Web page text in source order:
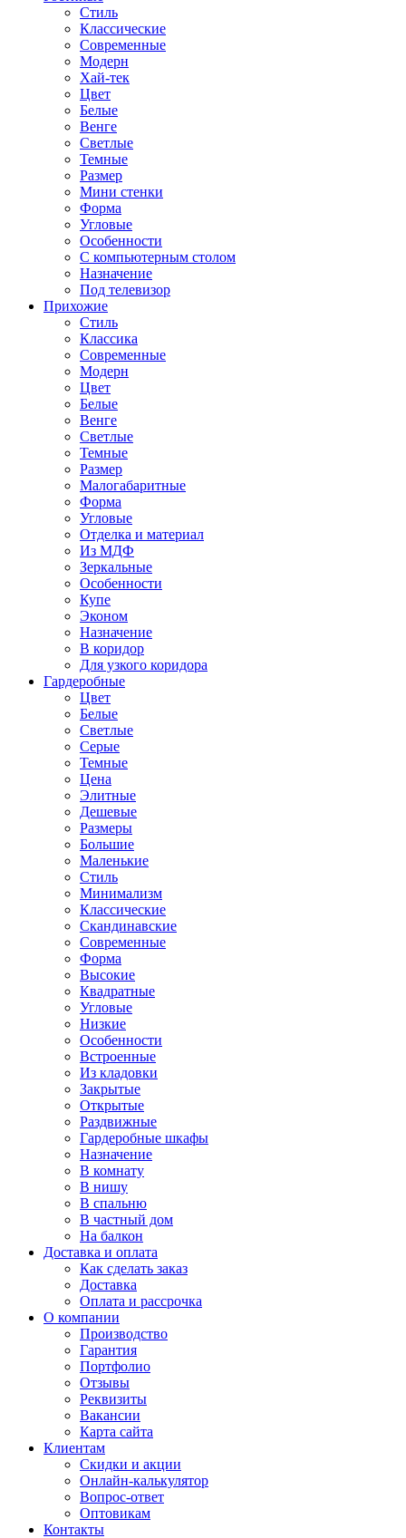
Стиль
Классические
Современные
Модерн
Хай-тек
Цвет
Белые
Венге
Светлые
Темные
Размер
Мини стенки
Форма
Угловые
Особенности
С компьютерным столом
Назначение
Под телевизор
Прихожие
Стиль
Классика
Современные
Модерн
Цвет
Белые
Венге
Светлые
Темные
Размер
Малогабаритные
Форма
Угловые
Отделка и материал
Из МДФ
Зеркальные
Особенности
Купе
Эконом
Назначение
В коридор
Для узкого коридора
Гардеробные
Цвет
Белые
Светлые
Серые
Темные
Цена
Элитные
Дешевые
Размеры
Большие
Маленькие
Стиль
Минимализм
Классические
Скандинавские
Современные
Форма
Высокие
Квадратные
Угловые
Низкие
Особенности
Встроенные
Из кладовки
Закрытые
Открытые
Раздвижные
Гардеробные шкафы
Назначение
В комнату
В нишу
В спальню
В частный дом
На балкон
Доставка и оплата
Как сделать заказ
Доставка
Оплата и рассрочка
О компании
Производство
Гарантия
Портфолио
Отзывы
Реквизиты
Вакансии
Карта сайта
Клиентам
Скидки и акции
Онлайн-калькулятор
Вопрос-ответ
Оптовикам
Контакты